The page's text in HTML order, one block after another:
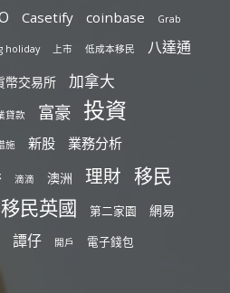
Casetify coinbase Grab
holiday 上市 低成本移民 八達通
幣交易所 加拿大
貸款 富豪 投資
施 新股 業務分析
滴滴 澳洲 理財 移民
移民英國 第二家園 網易
譚仔 開戶 電子錢包